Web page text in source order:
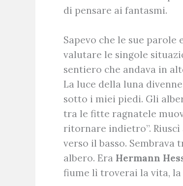
di pensare ai fantasmi.
Sapevo che le sue
valutare le singole
sentiero che andava in
La luce della luna
sotto i miei piedi. Gli
tra le fitte ragnatele
ritornare indietro”.
verso il basso. Sembrava
albero. Era Hermann
fiume lì troverai la vita, la